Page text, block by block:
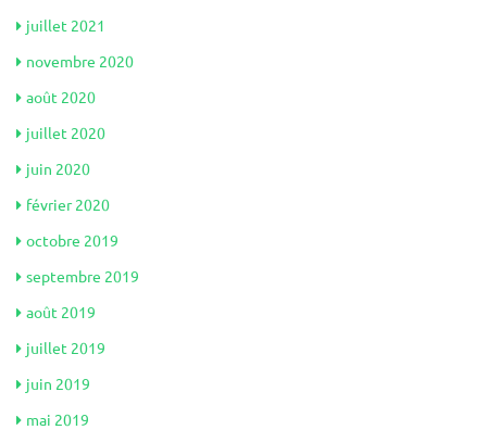
juillet 2021
novembre 2020
août 2020
juillet 2020
juin 2020
février 2020
octobre 2019
septembre 2019
août 2019
juillet 2019
juin 2019
mai 2019